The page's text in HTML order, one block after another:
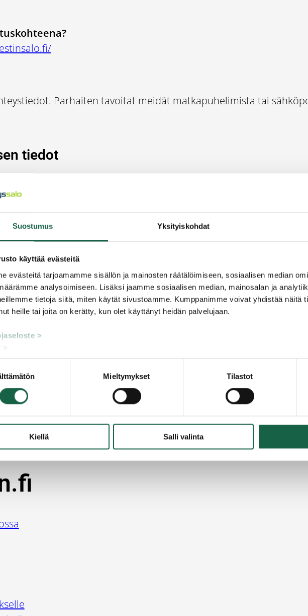
Suostumus Yksityiskohdat
käyttää evästeitä
evästeitä tarjoamamme sisällön ja mainosten räätälöimiseen, sosiaalisen median
analysoimiseen. Lisäksi jaamme sosiaalisen median, mainosalan ja
tietoja siitä, miten käytät sivustoamme. Kumppanimme voivat yhdistää näitä
heille tai joita on kerätty, kun olet käyttänyt heidän palvelujaan.
>
>
Mieltymykset Tilastot
Kiellä Salli valinta
Parhaiten tavoitat meidät matkapuhelimista tai
tiedot
postiosoitteeseemme
3
lähetettäessä: DABAFIHH
lähettää verkkolaskuja, lähetä lasku sähköpostitse pdf-
pdf-muodossa skannauspalveluun Yrityssalo Oy, 22371793.
Tapahtumia